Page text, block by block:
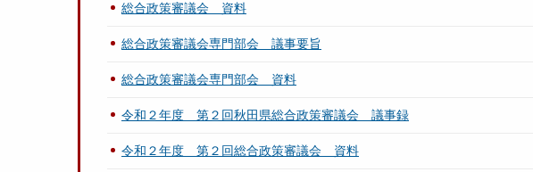
総合政策審議会 資料
総合政策審議会専門部会 議事要旨
総合政策審議会専門部会 資料
令和２年度 第２回秋田県総合政策審議会 議事録
令和２年度 第２回総合政策審議会 資料